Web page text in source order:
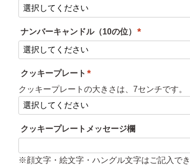
必
須
ナンバーキャンドル（10の位）
必
)
クッキープレート
(
必
須
)
クッキープレートの大きさは、7センチです。
クッキープレートメッセージ欄
※顔文字・絵文字・ハングル文字はご記入でき